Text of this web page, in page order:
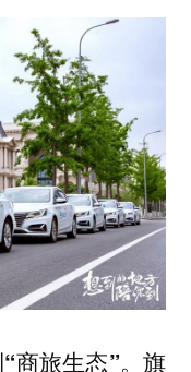
商旅生态”。旗